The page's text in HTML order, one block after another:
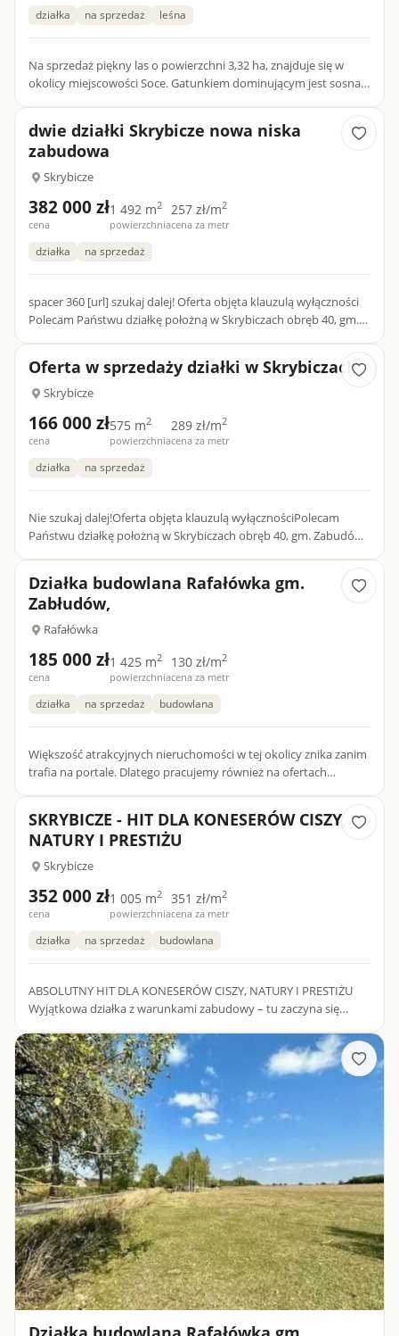
działka na sprzedaż leśna
Na sprzedaż piękny las o powierzchni 3,32 ha, znajduje się w
okolicy miejscowości Soce. Gatunkiem dominującym jest sosna
dwie działki Skrybicze nowa niska
zabudowa
Skrybicze
382 000 zł
cena
1 492 m2
powierzchnia
257 zł/m2
cena za metr
działka na sprzedaż
spacer 360 [url] szukaj dalej! Oferta objęta klauzulą wyłączności
Polecam Państwu działkę położną w Skrybiczach obręb 40, gm.
Oferta w sprzedaży działki w Skrybiczach
Skrybicze
166 000 zł
cena
575 m2
powierzchnia
289 zł/m2
cena za metr
działka na sprzedaż
Nie szukaj dalej!Oferta objęta klauzulą wyłącznościPolecam
Państwu działkę położną w Skrybiczach obręb 40, gm. Zabudów.
Działka budowlana Rafałówka gm.
Zabłudów,
Rafałówka
185 000 zł
cena
1 425 m2
powierzchnia
130 zł/m2
cena za metr
działka na sprzedaż budowlana
Większość atrakcyjnych nieruchomości w tej okolicy znika zanim
trafia na portale. Dlatego pracujemy również na ofertach
SKRYBICZE - HIT DLA KONESERÓW CISZY,
NATURY I PRESTIŻU
Skrybicze
352 000 zł
cena
1 005 m2
powierzchnia
351 zł/m2
cena za metr
działka na sprzedaż budowlana
ABSOLUTNY HIT DLA KONESERÓW CISZY, NATURY I PRESTIŻU
Wyjątkowa działka z warunkami zabudowy – tu zaczyna się
dala...